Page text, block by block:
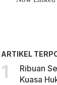
ARTIKEL
Ribuan
Kuasa